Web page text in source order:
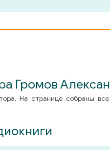
Громов
На странице собраны